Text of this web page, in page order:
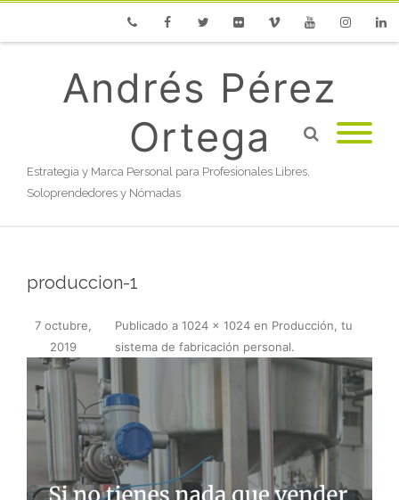
Andrés Pérez
Ortega
Estrategia y Marca Personal para Profesionales Libres,
Soloprendedores y Nómadas
produccion-1
Publicado
7 octubre,
2019
a 1024 × 1024 en Producción, tu
sistema de fabricación personal.